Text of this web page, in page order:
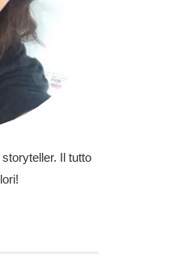
Il tutto